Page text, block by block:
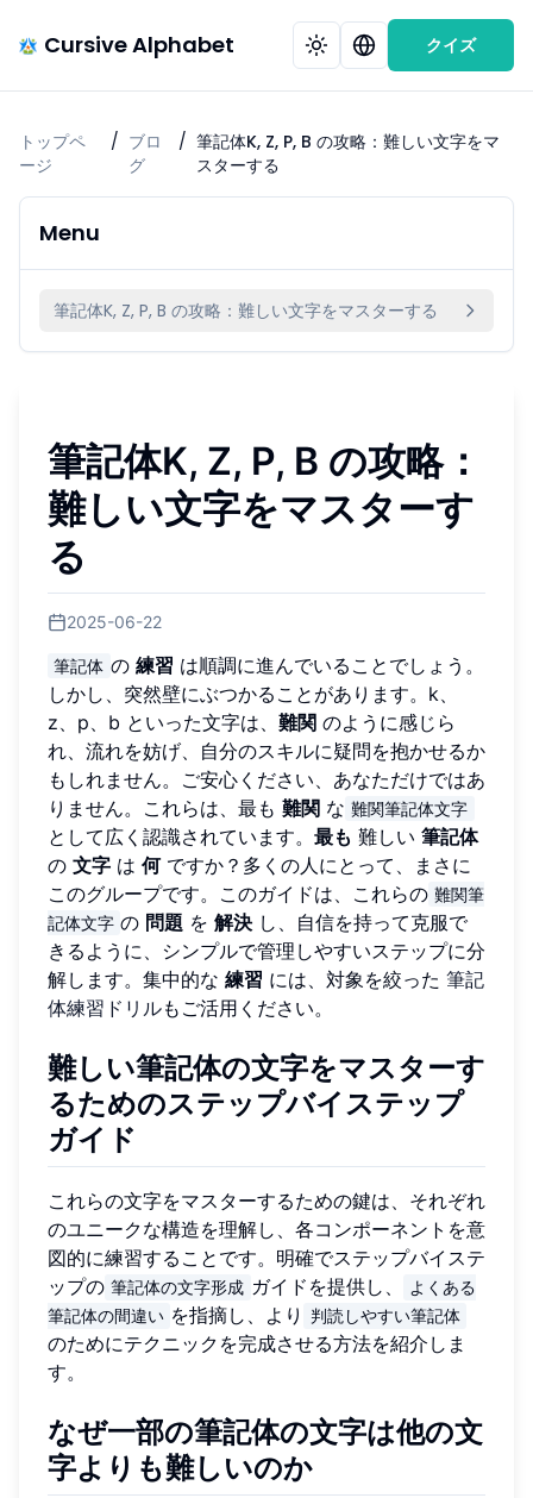
Cursive Alphabet クイズ
トップペ
ージ
/ ブロ
グ
/ 筆記体K, Z, P, B の攻略：難しい文字をマ
スターする
Menu
筆記体K, Z, P, B の攻略：難しい文字をマスターする
筆記体K, Z, P, B の攻略：
難しい文字をマスターす
る
2025-06-22
筆記体 の 練習 は順調に進んでいることでしょう。
しかし、突然壁にぶつかることがあります。k、
z、p、b といった文字は、 難関 のように感じら
れ、流れを妨げ、自分のスキルに疑問を抱かせるか
もしれません。ご安心ください、あなただけではあ
りません。これらは、最も 難関 な 難関筆記体文字
として広く認識されています。 最も 難しい 筆記体
の 文字 は 何ですか？多くの人にとって、まさに
このグループです。このガイドは、これらの 難関筆
記体文字 の 問題 を解決 し、自信を持って克服で
きるように、シンプルで管理しやすいステップに分
解します。集中的な 練習 には、対象を絞った 筆記
体練習ドリルもご活用ください。
難しい筆記体の文字をマスターす
るためのステップバイステップ
ガイド
これらの文字をマスターするための鍵は、それぞれ
のユニークな構造を理解し、各コンポーネントを意
図的に練習することです。明確でステップバイステ
ップの 筆記体の文字形成 ガイドを提供し、
よくある
筆記体の間違い を指摘し、より 判読しやすい筆記体
のためにテクニックを完成させる方法を紹介しま
す。
なぜ一部の筆記体の文字は他の文
字よりも難しいのか